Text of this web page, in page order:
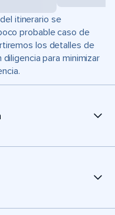
itinerario se
probable caso de
los detalles de
para minimizar